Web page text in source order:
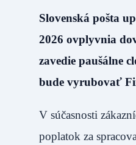
Slovenská pošta
2026 ovplyvnia
zavedie paušálne
bude vyrubovať
V súčasnosti
poplatok za